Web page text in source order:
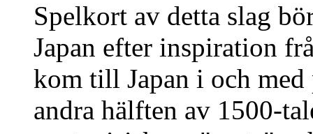
Spelkort av detta slag
Japan efter inspiration
kom till Japan i och med
andra hälften av 1500-